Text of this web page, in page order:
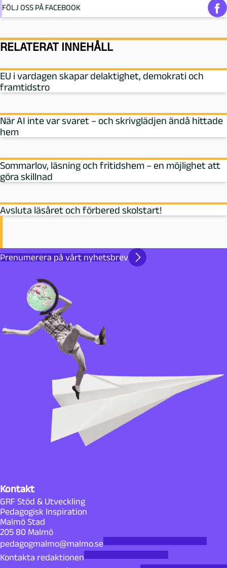
FÖLJ OSS PÅ FACEBOOK
RELATERAT INNEHÅLL
EU i vardagen skapar delaktighet, demokrati och
framtidstro
När AI inte var svaret – och skrivglädjen ändå hittade
hem
Sommarlov, läsning och fritidshem – en möjlighet att
göra skillnad
Avsluta läsåret och förbered skolstart!
Prenumerera på vårt nyhetsbrev
Kontakt
GRF Stöd & Utveckling
Pedagogisk Inspiration
Malmö Stad
205 80 Malmö
pedagogmalmo@malmo.se
Kontakta redaktionen